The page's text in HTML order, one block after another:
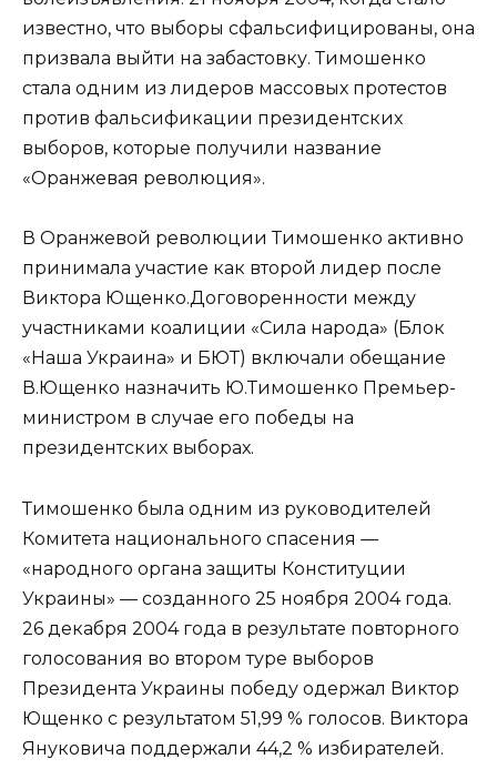
известно, что выборы сфальсифицированы, она
призвала выйти на забастовку. Тимошенко
стала одним из лидеров массовых протестов
против фальсификации президентских
выборов, которые получили название
«Оранжевая революция».
В Оранжевой революции Тимошенко активно
принимала участие как второй лидер после
Виктора Ющенко.Договоренности между
участниками коалиции «Сила народа» (Блок
«Наша Украина» и БЮТ) включали обещание
В.Ющенко назначить Ю.Тимошенко Премьер-
министром в случае его победы на
президентских выборах.
Тимошенко была одним из руководителей
Комитета национального спасения —
«народного органа защиты Конституции
Украины» — созданного 25 ноября 2004 года.
26 декабря 2004 года в результате повторного
голосования во втором туре выборов
Президента Украины победу одержал Виктор
Ющенко с результатом 51,99 % голосов. Виктора
Януковича поддержали 44,2 % избирателей.